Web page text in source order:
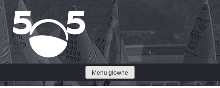
Przejdź
do
treści
Menu głowne